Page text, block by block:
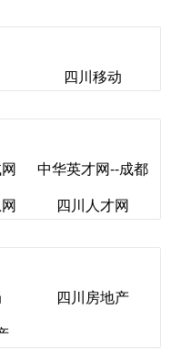
四川移动
四川移动
中华英才网--成都
中华英才网--成都
四川人才网
四川人才网
四川房地产